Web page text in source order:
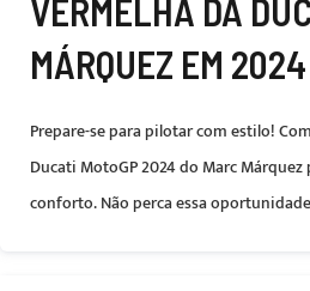
VERMELHA DA
MÁRQUEZ EM 2024
Prepare-se para pilotar com estilo!
Ducati MotoGP 2024 do Marc
conforto. Não perca essa